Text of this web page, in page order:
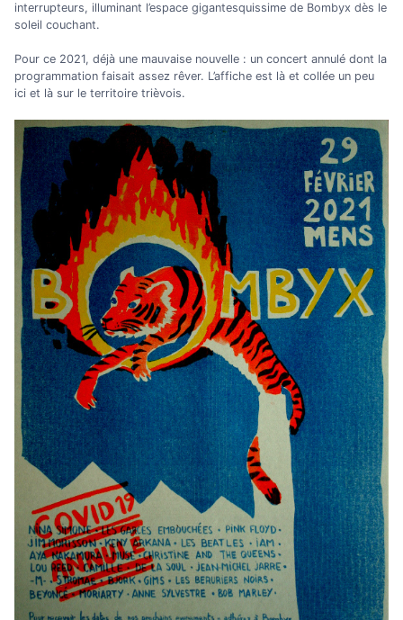
interrupteurs, illuminant l’espace gigantesquissime de Bombyx dès le
soleil couchant.
Pour ce 2021, déjà une mauvaise nouvelle : un concert annulé dont la
programmation faisait assez rêver. L’affiche est là et collée un peu
ici et là sur le territoire trièvois.